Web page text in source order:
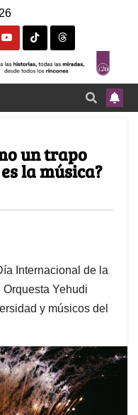
un trapo
la música?
Internacional de la
Yehudi
y músicos del